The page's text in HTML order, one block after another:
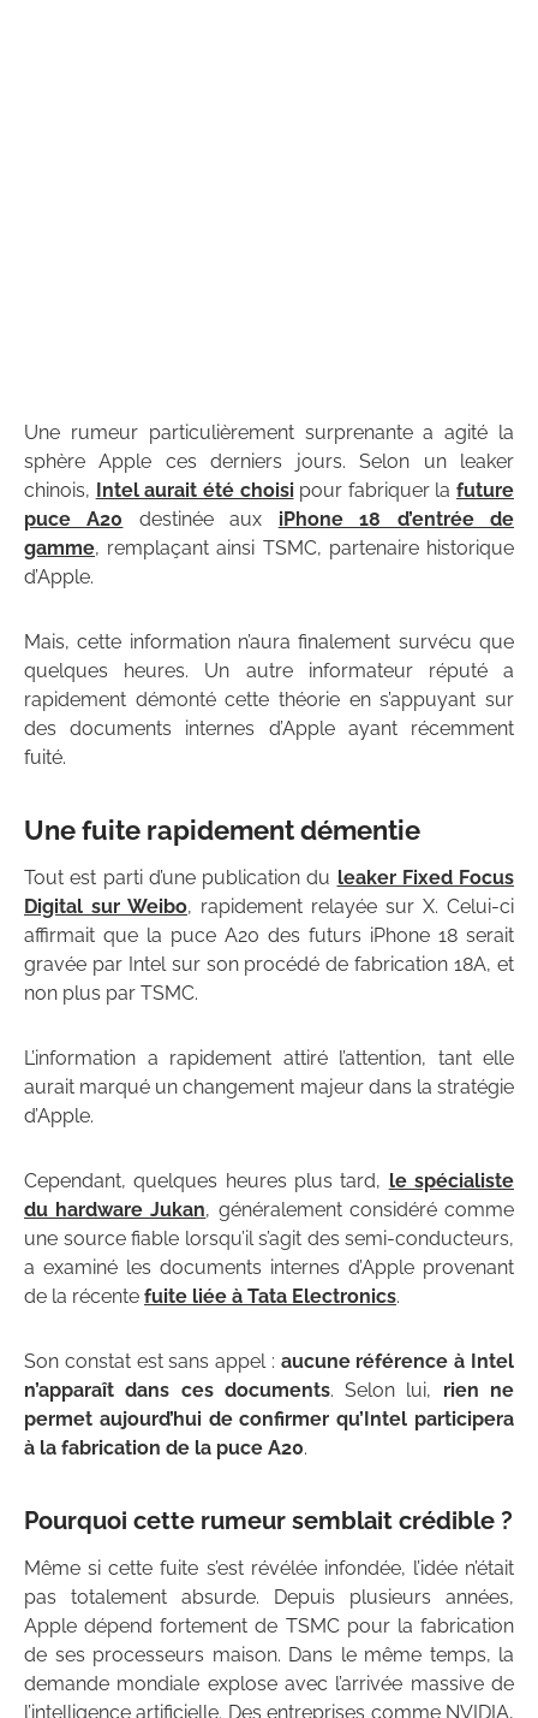
Une rumeur particulièrement surprenante a agité la
sphère Apple ces derniers jours. Selon un leaker
chinois, Intel aurait été choisi pour fabriquer la future
puce A20 destinée aux iPhone 18 d’entrée de
gamme, remplaçant ainsi TSMC, partenaire historique
d’Apple.
Mais, cette information n’aura finalement survécu que
quelques heures. Un autre informateur réputé a
rapidement démonté cette théorie en s’appuyant sur
des documents internes d’Apple ayant récemment
fuité.
Une fuite rapidement démentie
Tout est parti d’une publication du leaker Fixed Focus
Digital sur Weibo, rapidement relayée sur X. Celui-ci
affirmait que la puce A20 des futurs iPhone 18 serait
gravée par Intel sur son procédé de fabrication 18A, et
non plus par TSMC.
L’information a rapidement attiré l’attention, tant elle
aurait marqué un changement majeur dans la stratégie
d’Apple.
Cependant, quelques heures plus tard, le spécialiste
du hardware Jukan, généralement considéré comme
une source fiable lorsqu’il s’agit des semi-conducteurs,
a examiné les documents internes d’Apple provenant
de la récente fuite liée à Tata Electronics.
Son constat est sans appel : aucune référence à Intel
n’apparaît dans ces documents. Selon lui, rien ne
permet aujourd’hui de confirmer qu’Intel participera
à la fabrication de la puce A20.
Pourquoi cette rumeur semblait crédible ?
Même si cette fuite s’est révélée infondée, l’idée n’était
pas totalement absurde. Depuis plusieurs années,
Apple dépend fortement de TSMC pour la fabrication
de ses processeurs maison. Dans le même temps, la
demande mondiale explose avec l’arrivée massive de
l’intelligence artificielle. Des entreprises comme NVIDIA,